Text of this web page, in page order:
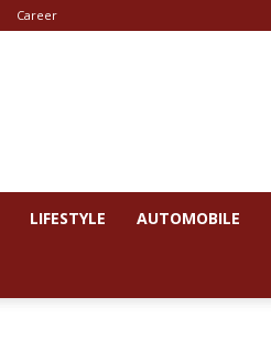
Career
LIFESTYLE AUTOMOBILE